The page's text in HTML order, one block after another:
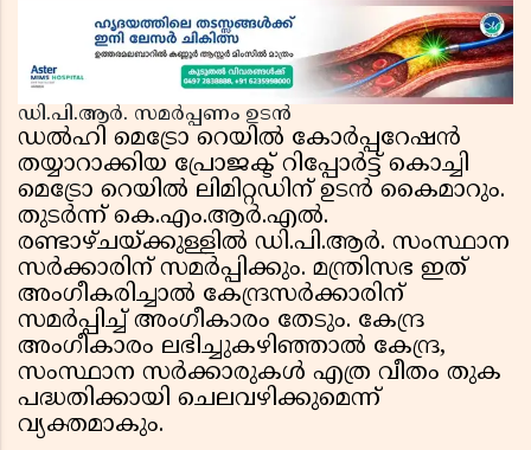
ഡി.പി.ആർ. സമർപ്പണം ഉടൻ
ഡൽഹി മെട്രോ റെയിൽ കോർപ്പറേഷൻ
തയ്യാറാക്കിയ പ്രോജക്ട് റിപ്പോർട്ട് കൊച്ചി
മെട്രോ റെയിൽ ലിമിറ്റഡിന് ഉടൻ കൈമാറും.
തുടർന്ന് കെ.എം.ആർ.എൽ.
രണ്ടാഴ്ചയ്ക്കുള്ളിൽ ഡി.പി.ആർ. സംസ്ഥാന
സർക്കാരിന് സമർപ്പിക്കും. മന്ത്രിസഭ ഇത്
അംഗീകരിച്ചാൽ കേന്ദ്രസർക്കാരിന്
സമർപ്പിച്ച് അംഗീകാരം തേടും. കേന്ദ്ര
അംഗീകാരം ലഭിച്ചുകഴിഞ്ഞാൽ കേന്ദ്ര,
സംസ്ഥാന സർക്കാരുകൾ എത്ര വീതം തുക
പദ്ധതിക്കായി ചെലവഴിക്കുമെന്ന്
വ്യക്തമാകും.